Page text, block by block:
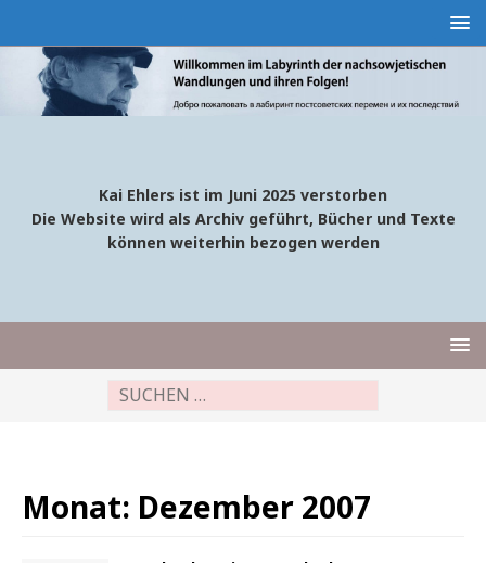
Kai Ehlers ist im Juni 2025 verstorben
Die Website wird als Archiv geführt, Bücher und Texte
können weiterhin bezogen werden
Monat: Dezember 2007